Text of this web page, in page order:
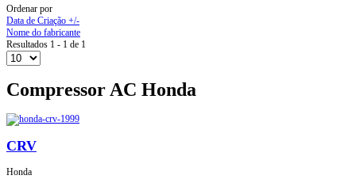
Ordenar por
Data de Criação +/-
Nome do fabricante
Resultados 1 - 1 de 1
Compressor AC Honda
CRV
Honda